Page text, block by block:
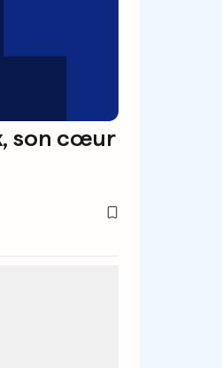
son cœur